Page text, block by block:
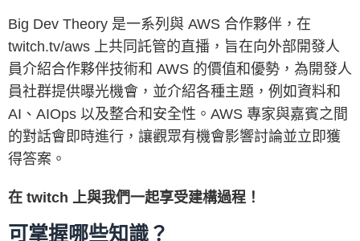
Big Dev Theory 是一系列與 AWS 合作夥伴，在
twitch.tv/aws 上共同託管的直播，旨在向外部開發人
員介紹合作夥伴技術和 AWS 的價值和優勢，為開發人
員社群提供曝光機會，並介紹各種主題，例如資料和
AI、AIOps 以及整合和安全性。AWS 專家與嘉賓之間
的對話會即時進行，讓觀眾有機會影響討論並立即獲
得答案。
在 twitch 上與我們一起享受建構過程！
可掌握哪些知識？